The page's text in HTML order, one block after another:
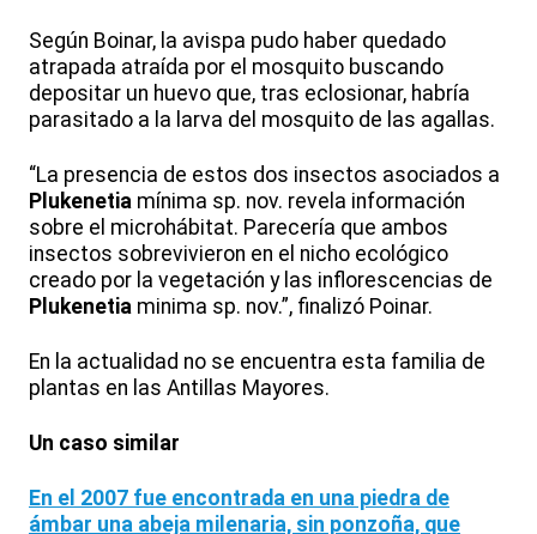
Según Boinar, la avispa pudo haber quedado
atrapada atraída por el mosquito buscando
depositar un huevo que, tras eclosionar, habría
parasitado a la larva del mosquito de las agallas.
“La presencia de estos dos insectos asociados a
Plukenetia mínima sp. nov. revela información
sobre el microhábitat. Parecería que ambos
insectos sobrevivieron en el nicho ecológico
creado por la vegetación y las inflorescencias de
Plukenetia minima sp. nov.”, finalizó Poinar.
En la actualidad no se encuentra esta familia de
plantas en las Antillas Mayores.
Un caso similar
En el 2007 fue encontrada en una piedra de
ámbar una abeja milenaria, sin ponzoña, que